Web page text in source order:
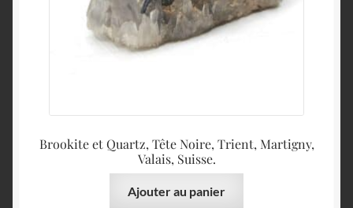
Brookite et Quartz, Tête Noire, Trient, Martigny,
Valais, Suisse.
Ajouter au panier